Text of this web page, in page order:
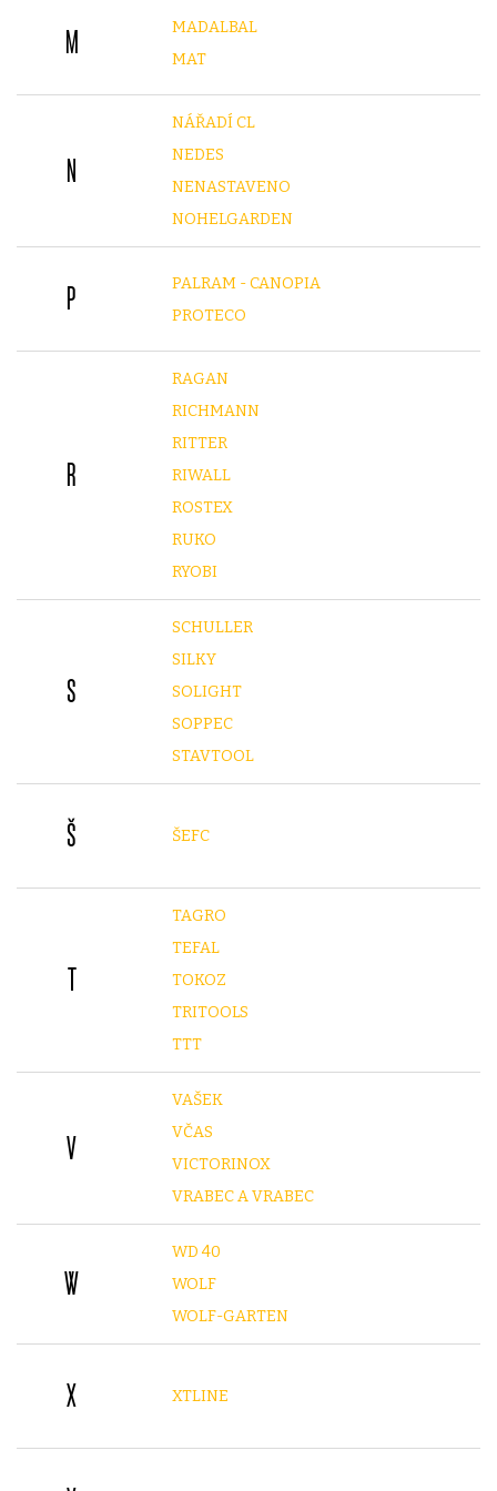
M
MADALBAL
MAT
N
NÁŘADÍ CL
NEDES
NENASTAVENO
NOHELGARDEN
P
PALRAM - CANOPIA
PROTECO
R
RAGAN
RICHMANN
RITTER
RIWALL
ROSTEX
RUKO
RYOBI
S
SCHULLER
SILKY
SOLIGHT
SOPPEC
STAVTOOL
Š ŠEFC
T
TAGRO
TEFAL
TOKOZ
TRITOOLS
TTT
V
VAŠEK
VČAS
VICTORINOX
VRABEC A VRABEC
W
WD 40
WOLF
WOLF-GARTEN
X XTLINE